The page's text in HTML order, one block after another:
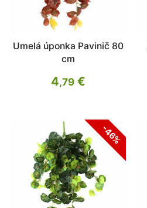
Umelá úponka Pavinič 80
cm
4,79€
-46%